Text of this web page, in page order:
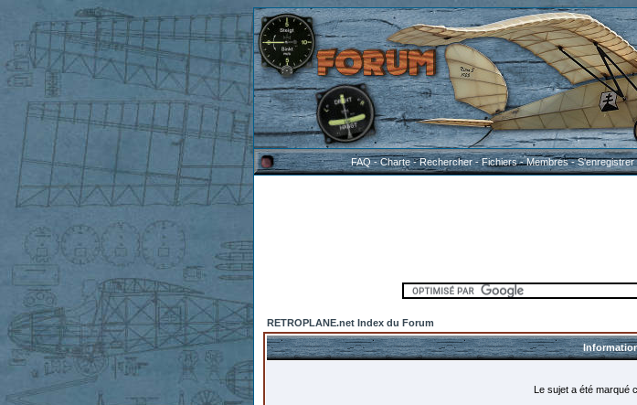
FAQ-Charte-Rechercher-Fichiers-Membres-S'enregistrer
RETROPLANE.net Index du Forum
Le sujet a été marqué